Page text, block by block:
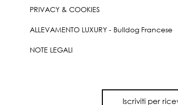
PRIVACY & COOKIES
ALLEVAMENTO LUXURY - Bulldog Francese
NOTE LEGALI
Iscriviti per